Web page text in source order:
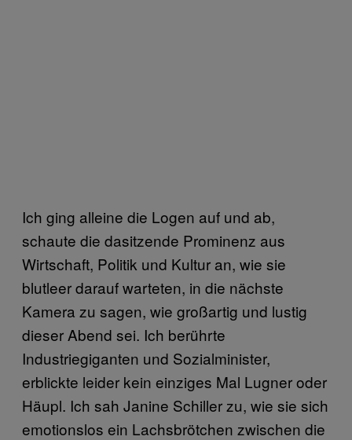
Ich ging alleine die Logen auf und ab,
schaute die dasitzende Prominenz aus
Wirtschaft, Politik und Kultur an, wie sie
blutleer darauf warteten, in die nächste
Kamera zu sagen, wie großartig und lustig
dieser Abend sei. Ich berührte
Industriegiganten und Sozialminister,
erblickte leider kein einziges Mal Lugner oder
Häupl. Ich sah Janine Schiller zu, wie sie sich
emotionslos ein Lachsbrötchen zwischen die